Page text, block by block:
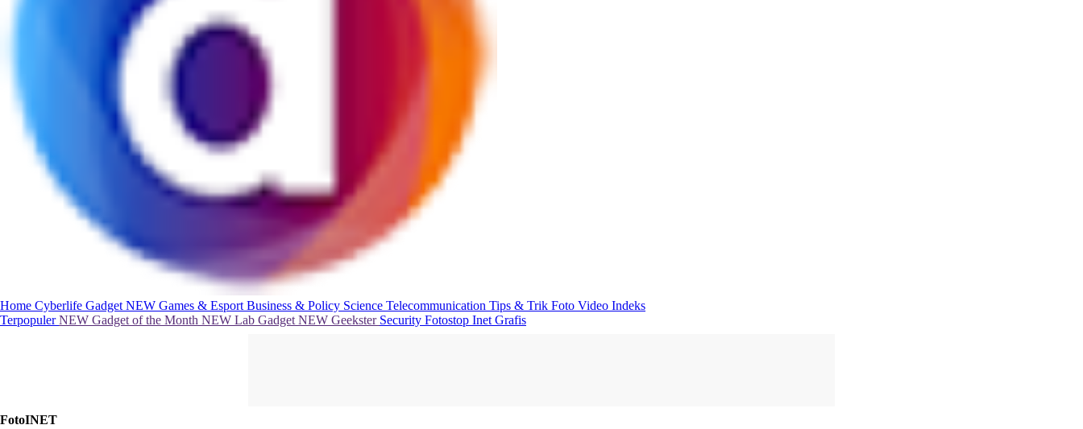
Home Cyberlife Gadget NEW Games & Esport Business & Policy Science Telecommunication Tips & Trik Foto Video Indeks
TerpopulerNEW Gadget of the Month NEW Lab Gadget NEW Geekster Security Fotostop Inet Grafis
FotoINET